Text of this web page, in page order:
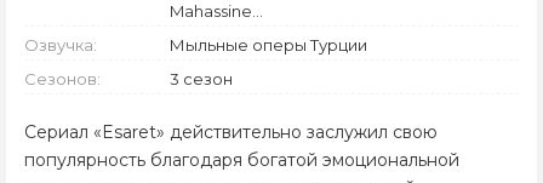
Mahassine...
Озвучка:
Мыльные оперы Турции
Сезонов:
3 сезон
Сериал «Esaret» действительно заслужил свою
популярность благодаря богатой эмоциональной